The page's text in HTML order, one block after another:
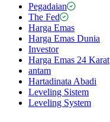
Pegadaian
The Fed
Harga Emas
Harga Emas Dunia
Investor
Harga Emas 24 Karat
antam
Hartadinata Abadi
Leveling Sistem
Leveling System